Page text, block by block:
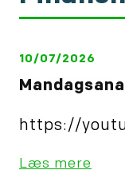
oplysninger i
artikel: Financial
10/07/2026
https://
Læs mere